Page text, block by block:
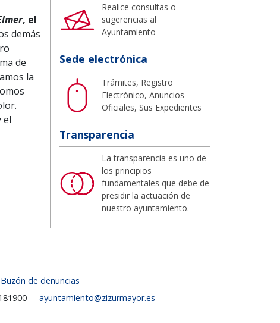
, el
demás
de
la
el
Realice consultas o
sugerencias al
Ayuntamiento
Sede electrónica
Trámites, Registro
Electrónico, Anuncios
Oficiales, Sus Expedientes
Transparencia
La transparencia es uno de
los principios
fundamentales que debe de
presidir la actuación de
nuestro ayuntamiento.
Buzón de denuncias
ayuntamiento@zizurmayor.es